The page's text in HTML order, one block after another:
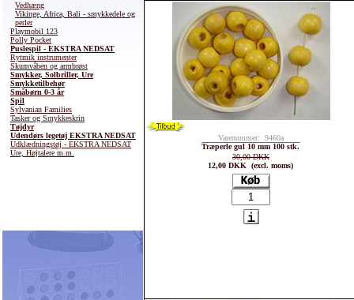
Vedhæng
Vikinge, Africa, Bali - smykkedele og
perler
Playmobil 123
Polly Pocket
Puslespil - EKSTRA NEDSAT
Rytmik instrumenter
Skumvåben og armbrøst
Smykker, Solbriller, Ure
Smykketilbehør
Småbørn 0-3 år
Spil
Sylvanian Families
Tasker og Smykkeskrin
Tøjdyr
Udendørs legetøj EKSTRA NEDSAT
Udklædningstøj - EKSTRA NEDSAT
Ure, Højtalere m.m.
Varenummer: 9460a
Træperle gul 10 mm 100 stk.
30,00 DKK
12,00 DKK (excl. moms)